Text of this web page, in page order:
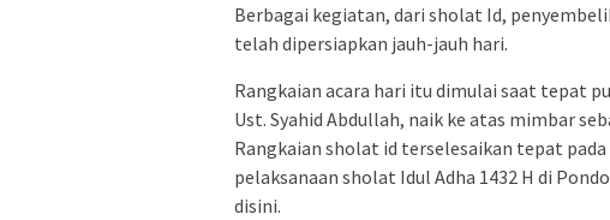
Berbagai kegiatan, dari sholat Id,
telah dipersiapkan jauh-jauh hari.
Rangkaian acara hari itu dimulai saat tepat
Ust. Syahid Abdullah, naik ke atas mimbar
Rangkaian sholat id terselesaikan tepat
pelaksanaan sholat Idul Adha 1432 H di
disini.